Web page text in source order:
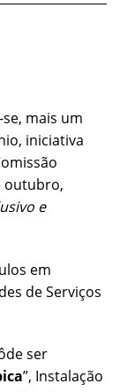
mais um
iniciativa
outubro,
e
em
de Serviços
ser
”, Instalação